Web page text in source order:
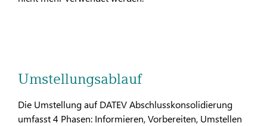
Umstellungsablauf
Die Umstellung auf DATEV Abschlusskonsolidierung
umfasst 4 Phasen: Informieren, Vorbereiten, Umstellen